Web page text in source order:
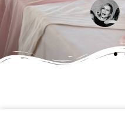
Arianna Sabatini
da Facebook